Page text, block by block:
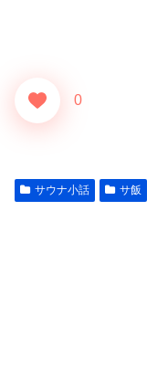
0
サウナ小話 サ飯